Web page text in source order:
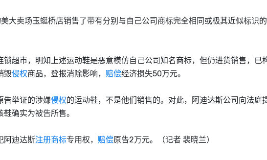
卖场玉蜓桥店销售了带有分别与自己公司商标完全相同或极其近似标识
市，明知上述运动鞋是恶意模仿自己公司知名商标，但仍进货销售，已
毁侵权商品，登报消除影响， 赔偿经济损失50万元。
告举证的涉嫌侵权的运动鞋，不是他们销售的。对此，阿迪达斯公司向法庭
确实为被告所售。
迪达斯注册商标专用权， 赔偿原告2万元。（记者 裴晓兰）